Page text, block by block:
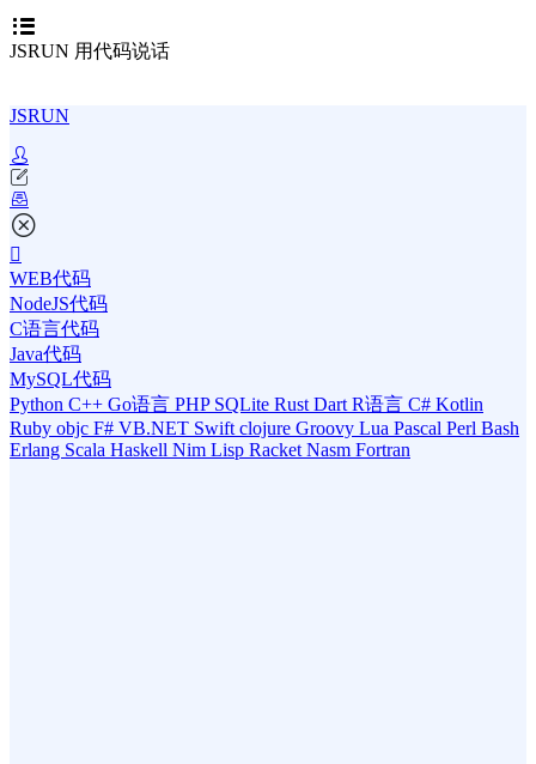
JSRUN 用代码说话
JSRUN
WEB代码
NodeJS代码
C语言代码
Java代码
MySQL代码
Python C++ Go语言 PHP SQLite Rust Dart R语言 C# Kotlin
Ruby objc F# VB.NET Swift clojure Groovy Lua Pascal Perl Bash
Erlang Scala Haskell Nim Lisp Racket Nasm Fortran